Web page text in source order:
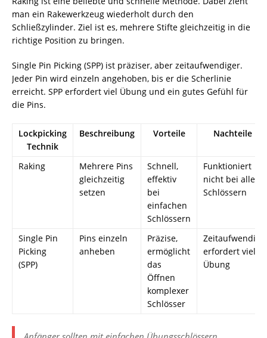
man ein Rakewerkzeug wiederholt durch den
Schließzylinder. Ziel ist es, mehrere Stifte gleichzeitig in die
richtige Position zu bringen.
Single Pin Picking (SPP) ist präziser, aber zeitaufwendiger.
Jeder Pin wird einzeln angehoben, bis er die Scherlinie
erreicht. SPP erfordert viel Übung und ein gutes Gefühl für
die Pins.
Lockpicking
Technik
Beschreibung Vorteile Nachteile
Raking
Mehrere Pins
gleichzeitig
setzen
Schnell,
effektiv
bei
einfachen
Schlössern
Funktioniert
nicht bei allen
Schlössern
Single Pin
Picking
(SPP)
Pins einzeln
anheben
Präzise,
ermöglicht
das
Öffnen
komplexer
Schlösser
Zeitaufwendig,
erfordert viel
Übung